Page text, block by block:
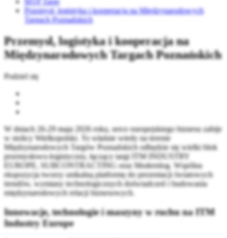
Przemysł, logistyka i kooperacja na Międzynarodowych
Targach Poznańskich
Przemysł, logistyka i kooperacja na
Międzynarodowych Targach Poznańskich
Podziel się
W dniach 26-29 maja 2026 roku, serce europejskiego biznesu zabije
w stolicy Wielkopolski. To właśnie wtedy na terenie
Międzynarodowych Targów Poznańskich odbędzie się wielki blok
przemysłowo-logistyczny, łączący targi ITM INDUSTRY
EUROPE, SUBCONTRACTING oraz Modernlog. Wspólna
ekspozycja tworzy unikalną platformę do prezentacji światowych
trendów, wymiany technologicznych doświadczeń i budowania
międzynarodowych relacji biznesowych.
Innowacje, technologie i maszyny w ruchu na ITM
Industry Europe